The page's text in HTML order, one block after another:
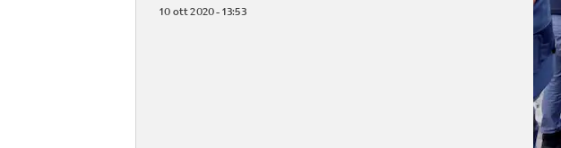
10 ott 2020 - 13:53